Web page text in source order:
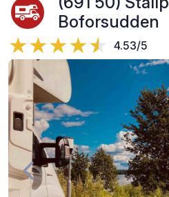
Boforsudden
4.53/5